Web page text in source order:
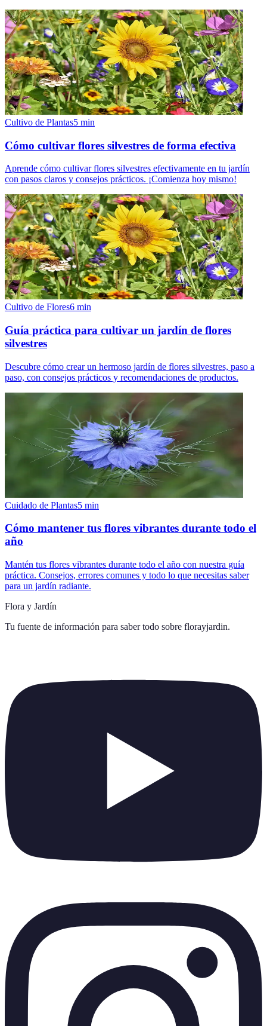
Cultivo de Plantas5 min
Cómo cultivar flores silvestres de forma efectiva
Aprende cómo cultivar flores silvestres efectivamente en tu jardín
con pasos claros y consejos prácticos. ¡Comienza hoy mismo!
Cultivo de Flores6 min
Guía práctica para cultivar un jardín de flores
silvestres
Descubre cómo crear un hermoso jardín de flores silvestres, paso a
paso, con consejos prácticos y recomendaciones de productos.
Cuidado de Plantas5 min
Cómo mantener tus flores vibrantes durante todo el
año
Mantén tus flores vibrantes durante todo el año con nuestra guía
práctica. Consejos, errores comunes y todo lo que necesitas saber
para un jardín radiante.
Flora y Jardín
Tu fuente de información para saber todo sobre florayjardin.